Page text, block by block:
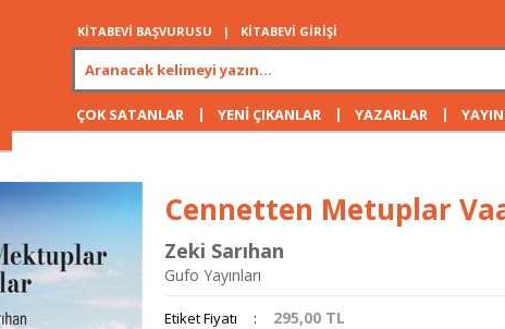
KİTABEVİ BAŞVURUSU | KİTABEVİ GİRİŞİ
ÇOK SATANLAR | YENİ ÇIKANLAR | YAZARLAR |
Cennetten Metuplar
Zeki Sarıhan
Gufo Yayınları
Etiket Fiyatı : 295,00 TL